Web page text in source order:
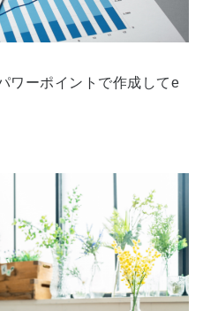
ワーポイントで作成してe